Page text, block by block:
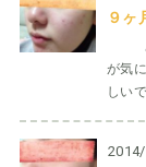
９ヶ
あ
が気
しい